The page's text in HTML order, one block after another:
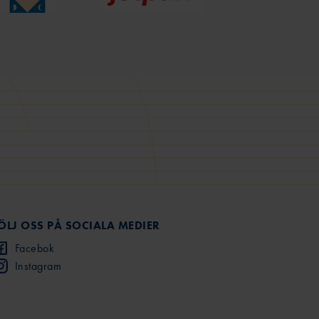
OSS PÅ SOCIALA MEDIER
Facebok
Instagram